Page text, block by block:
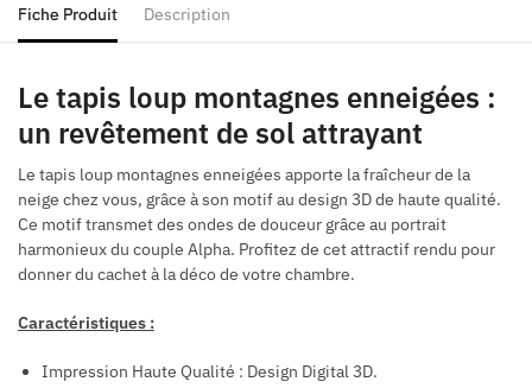
Fiche Produit Description
Le tapis loup montagnes enneigées :
un revêtement de sol attrayant
Le tapis loup montagnes enneigées apporte la fraîcheur de la
neige chez vous, grâce à son motif au design 3D de haute qualité.
Ce motif transmet des ondes de douceur grâce au portrait
harmonieux du couple Alpha. Profitez de cet attractif rendu pour
donner du cachet à la déco de votre chambre.
Caractéristiques :
Impression Haute Qualité : Design Digital 3D.